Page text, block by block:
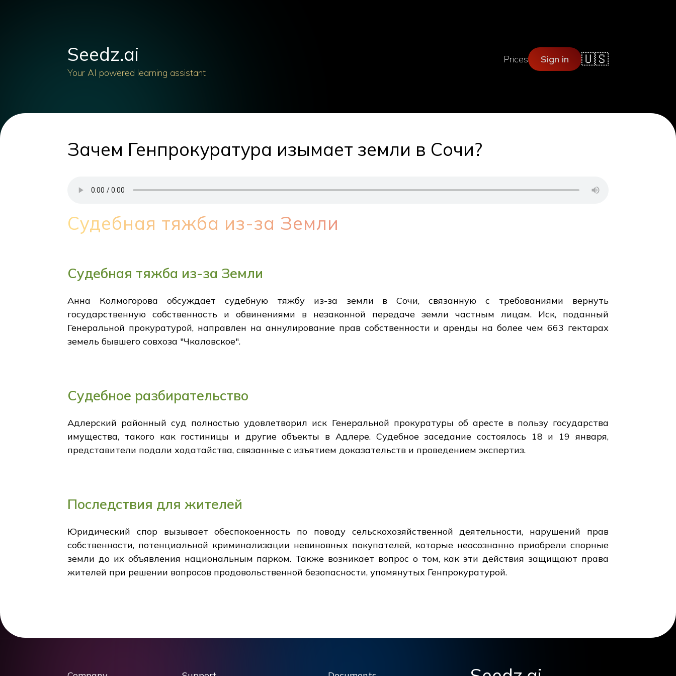
Seedz.ai
Your AI powered learning assistant
Prices Sign in 🇺🇸
Зачем Генпрокуратура изымает земли в Сочи?
Судебная тяжба из-за Земли
Судебная тяжба из-за Земли
Анна Колмогорова обсуждает судебную тяжбу из-за земли в Сочи, связанную с требованиями вернуть
государственную собственность и обвинениями в незаконной передаче земли частным лицам. Иск, поданный
Генеральной прокуратурой, направлен на аннулирование прав собственности и аренды на более чем 663 гектарах
земель бывшего совхоза "Чкаловское".
Судебное разбирательство
Адлерский районный суд полностью удовлетворил иск Генеральной прокуратуры об аресте в пользу государства
имущества, такого как гостиницы и другие объекты в Адлере. Судебное заседание состоялось 18 и 19 января,
представители подали ходатайства, связанные с изъятием доказательств и проведением экспертиз.
Последствия для жителей
Юридический спор вызывает обеспокоенность по поводу сельскохозяйственной деятельности, нарушений прав
собственности, потенциальной криминализации невиновных покупателей, которые неосознанно приобрели спорные
земли до их объявления национальным парком. Также возникает вопрос о том, как эти действия защищают права
жителей при решении вопросов продовольственной безопасности, упомянутых Генпрокуратурой.